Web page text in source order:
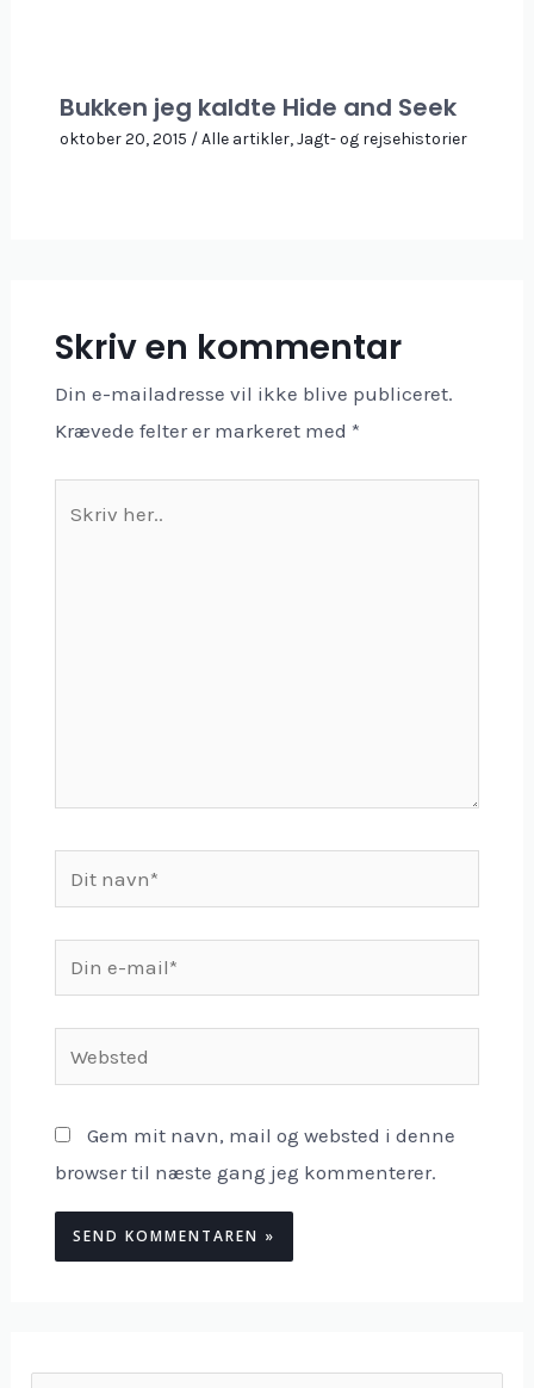
Bukken jeg kaldte Hide and Seek
oktober 20, 2015 /Alle artikler,Jagt- og rejsehistorier
Skriv en kommentar
Din e-mailadresse vil ikke blive publiceret.
Krævede felter er markeret med *
navn*
e-
mail*
Websted
Gem mit navn, mail og websted i denne
browser til næste gang jeg kommenterer.